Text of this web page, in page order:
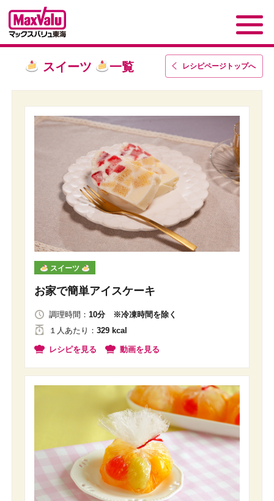
スイーツ 一覧 レシピページトップへ
スイーツ
お家で簡単アイスケーキ
調理時間： 10分 ※冷凍時間を除く
１人あたり ： 329 kcal
レシピを見る 動画を見る